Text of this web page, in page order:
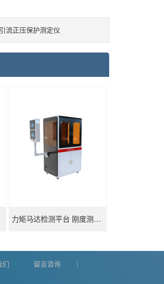
流正压保护测定仪
力矩马达检测平台 刚度测量仪
们 留言咨询